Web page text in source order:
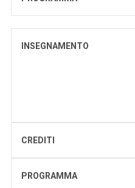
INSEGNAMENTO
CREDITI
PROGRAMMA